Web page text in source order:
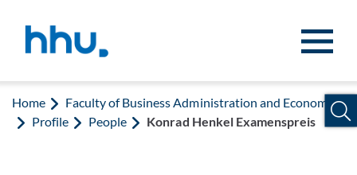
Home
Faculty of Business Administration and Economics
Profile
People Konrad Henkel Examenspreis